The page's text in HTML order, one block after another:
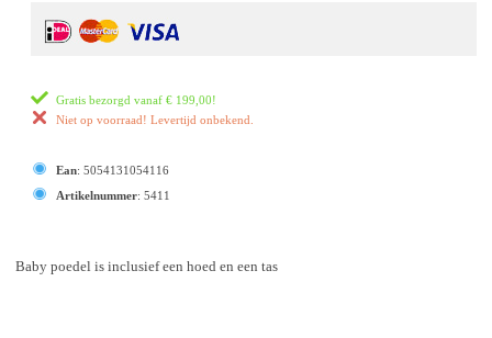
Gratis bezorgd vanaf € 199,00!
Niet op voorraad! Levertijd onbekend.
Ean: 5054131054116
Artikelnummer: 5411
Baby poedel is inclusief een hoed en een tas